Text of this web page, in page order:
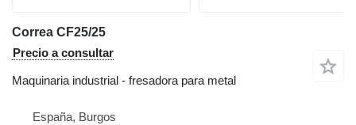
Correa CF25/25
Precio a consultar
Maquinaria industrial - fresadora para metal
España, Burgos